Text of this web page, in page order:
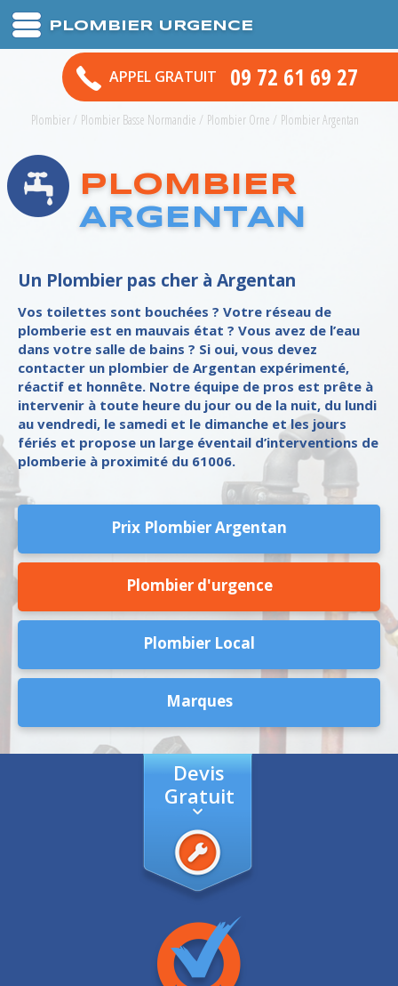
PLOMBIER URGENCE
APPEL GRATUIT 09 72 61 69 27
Plombier/ Plombier Basse Normandie / Plombier Orne / Plombier Argentan
PLOMBIER
ARGENTAN
Un Plombier pas cher à Argentan
Vos toilettes sont bouchées ? Votre réseau de
plomberie est en mauvais état ? Vous avez de l’eau
dans votre salle de bains ? Si oui, vous devez
contacter un plombier de Argentan expérimenté,
réactif et honnête. Notre équipe de pros est prête à
intervenir à toute heure du jour ou de la nuit, du lundi
au vendredi, le samedi et le dimanche et les jours
fériés et propose un large éventail d’interventions de
plomberie à proximité du 61006.
Prix Plombier Argentan
Plombier d'urgence
Plombier Local
Marques
Devis
Gratuit